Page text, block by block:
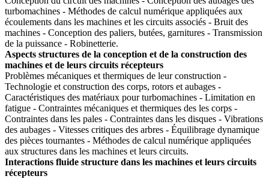
turbomachines - Méthodes de calcul numérique appliquées aux
écoulements dans les machines et les circuits associés - Bruit des
machines - Conception des paliers, butées, garnitures - Transmission
de la puissance - Robinetterie.
Aspects structures de la conception et de la construction des
machines et de leurs circuits récepteurs
Problèmes mécaniques et thermiques de leur construction -
Technologie et construction des corps, rotors et aubages -
Caractéristiques des matériaux pour turbomachines - Limitation en
fatigue - Contraintes mécaniques et thermiques des les corps -
Contraintes dans les pales - Contraintes dans les disques - Vibrations
des aubages - Vitesses critiques des arbres - Équilibrage dynamique
des pièces tournantes - Méthodes de calcul numérique appliquées
aux structures dans les machines et leurs circuits.
Interactions fluide structure dans les machines et leurs circuits
récepteurs